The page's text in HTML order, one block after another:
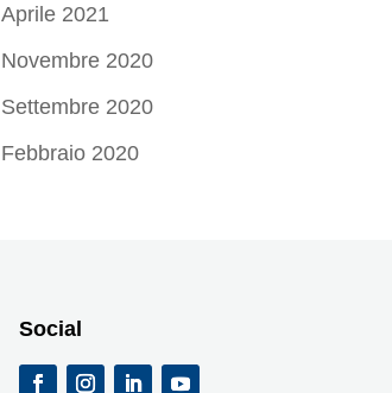
Aprile 2021
Novembre 2020
Settembre 2020
Febbraio 2020
Social